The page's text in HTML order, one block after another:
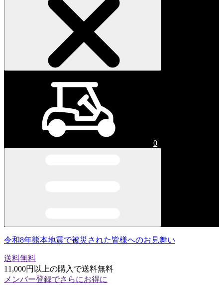
0
令和8年熊本地震で被災された皆様へのお見舞い
送料無料
11,000円以上の購入で送料無料
メンバー登録でさらにお得に